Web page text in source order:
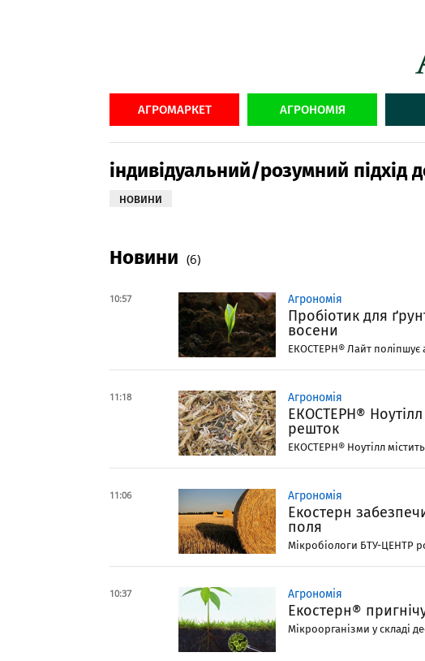
АГРОМАРКЕТ АГРОНОМІЯ
індивідуальний/розумний підхід
НОВИНИ
Новини (6)
10:57 Агрономія
Пробіотик для
восени
ЕКОСТЕРН® Лайт поліпшує
11:18 Агрономія
ЕКОСТЕРН®
решток
ЕКОСТЕРН® Ноу­тілл
11:06 Агрономія
Екостерн
поля
Мікробіологи БТУ-­ЦЕНТР
10:37 Агрономія
Екостерн®
Мікроорганізми у складі